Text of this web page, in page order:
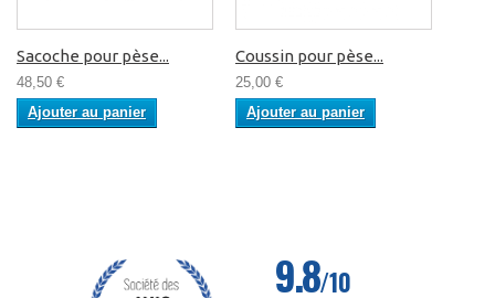
Sacoche pour pèse...
48,50 €
Ajouter au panier
Coussin pour pèse...
25,00 €
Ajouter au panier